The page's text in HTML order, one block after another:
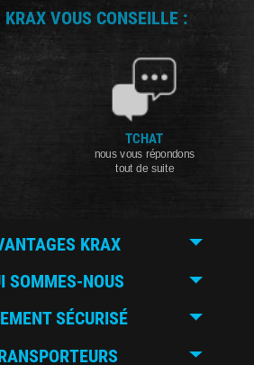
KRAX VOUS CONSEILLE :
TCHAT
nous vous répondons
tout de suite
KRAX
SOMMES-NOUS
SÉCURISÉ